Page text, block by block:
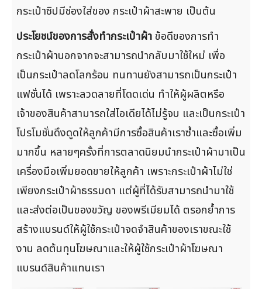
กระเป๋าซิปมีช่องใส่ของ กระเป๋าผ้าสะพาย เป็นต้น
ประโยชน์ของการสั่งทำกระเป๋าผ้าข้อดีของการทำ
กระเป๋าผ้านอกจากจะสามารถนำกลับมาใช้ใหม่ เพื่อ
เป็นกระเป๋าลดโลกร้อน ทนทานยังสามารถเป็นกระเป๋า
แฟชั่นได้ เพราะลวดลายที่โดดเด่น ทำให้ผู้ผลิตหรือ
เจ้าของสินค้าสามารถใส่ไอเดียได้ไม่รู้จบ และเป็นกระเป๋า
โปรโมชั่นดึงดูดให้ลูกค้ามีการซื้อสินค้าเราซ้ำและซื้อเพิ่ม
มากขึ้น หลายๆครั้งที่การตลาดนิยมนำกระเป๋าผ้ามาเป็น
เครื่องมือเพิ่มยอดขายให้ลูกค้า เพราะกระเป๋าผ้าไม่ใช่
เพียงกระเป๋าผ้าธรรมดา แต่ผู้ที่ได้รับสามารถนำมาใช้
และส่งต่อเป็นของขวัญ ของพรีเมียมได้ ตรอกย้ำการ
สร้างแบรนด์ให้ผู้ใช้กระเป๋าจดจำสินค้าของเราขณะใช้
งาน ลดต้นทุนโฆษณาและให้ผู้ใช้กระเป๋าผ้าโฆษณา
แบรนด์สินค้าแทนเรา